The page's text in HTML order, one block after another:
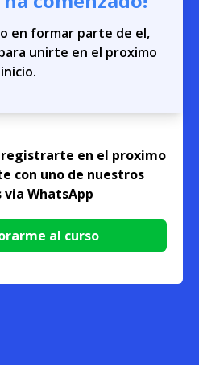
en formar parte de el,
unirte en el proximo
inicio.
en el proximo
con uno de nuestros
via WhatsApp
al curso